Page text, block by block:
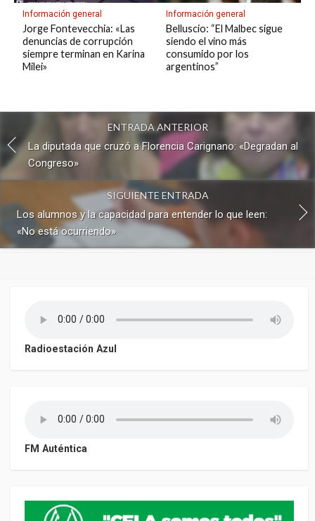
Información general
Jorge Fontevecchia: «Las
denuncias de corrupción
siempre terminan en Karina
Milei»
Información general
Belluscio: “El Malbec sigue
siendo el vino más
consumido por los
argentinos”
ENTRADA ANTERIOR
La diputada que cruzó a Florencia Carignano: «Degradan al
Congreso»
SIGUIENTE ENTRADA
Los alumnos y la capacidad para entender lo que leen:
«No está ocurriendo»
Radioestación Azul
FM Auténtica